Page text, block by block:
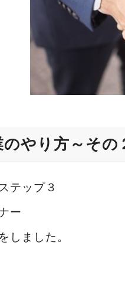
やり方～その
テップ３
ー
しました。